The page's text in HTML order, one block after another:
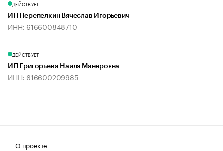
ДЕЙСТВУЕТ
ИП Перепелкин Вячеслав Игорьевич
ИНН: 616600848710
ДЕЙСТВУЕТ
ИП Григорьева Наиля Манеровна
ИНН: 616600209985
О проекте